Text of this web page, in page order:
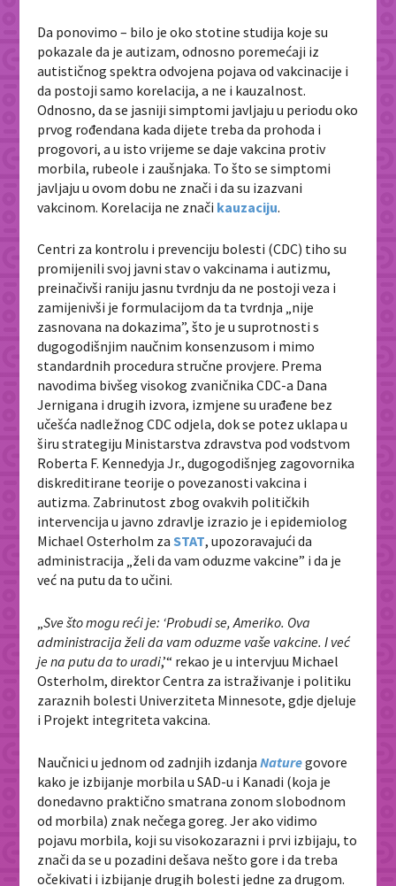
Da ponovimo – bilo je oko stotine studija koje su
pokazale da je autizam, odnosno poremećaji iz
autističnog spektra odvojena pojava od vakcinacije i
da postoji samo korelacija, a ne i kauzalnost.
Odnosno, da se jasniji simptomi javljaju u periodu oko
prvog rođendana kada dijete treba da prohoda i
progovori, a u isto vrijeme se daje vakcina protiv
morbila, rubeole i zaušnjaka. To što se simptomi
javljaju u ovom dobu ne znači i da su izazvani
vakcinom. Korelacija ne znači kauzaciju.
Centri za kontrolu i prevenciju bolesti (CDC) tiho su
promijenili svoj javni stav o vakcinama i autizmu,
preinačivši raniju jasnu tvrdnju da ne postoji veza i
zamijenivši je formulacijom da ta tvrdnja „nije
zasnovana na dokazima”, što je u suprotnosti s
dugogodišnjim naučnim konsenzusom i mimo
standardnih procedura stručne provjere. Prema
navodima bivšeg visokog zvaničnika CDC-a Dana
Jernigana i drugih izvora, izmjene su urađene bez
učešća nadležnog CDC odjela, dok se potez uklapa u
širu strategiju Ministarstva zdravstva pod vodstvom
Roberta F. Kennedyja Jr., dugogodišnjeg zagovornika
diskreditirane teorije o povezanosti vakcina i
autizma. Zabrinutost zbog ovakvih političkih
intervencija u javno zdravlje izrazio je i epidemiolog
Michael Osterholm zaSTAT, upozoravajući da
administracija „želi da vam oduzme vakcine” i da je
već na putu da to učini.
„Sve što mogu reći je: ‘Probudi se, Ameriko. Ova
administracija želi da vam oduzme vaše vakcine. I već
je na putu da to uradi,’“ rekao je u intervjuu Michael
Osterholm, direktor Centra za istraživanje i politiku
zaraznih bolesti Univerziteta Minnesote, gdje djeluje
i Projekt integriteta vakcina.
Naučnici u jednom od zadnjih izdanjaNaturegovore
kako je izbijanje morbila u SAD-u i Kanadi (koja je
donedavno praktično smatrana zonom slobodnom
od morbila) znak nečega goreg. Jer ako vidimo
pojavu morbila, koji su visokozarazni i prvi izbijaju, to
znači da se u pozadini dešava nešto gore i da treba
očekivati i izbijanje drugih bolesti jedne za drugom.